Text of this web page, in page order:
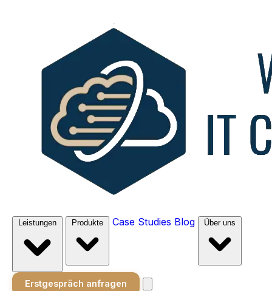
Case Studies Blog
Erstgespräch anfragen